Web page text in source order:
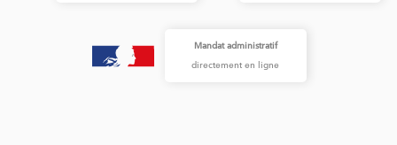
Mandat administratif
directement en ligne